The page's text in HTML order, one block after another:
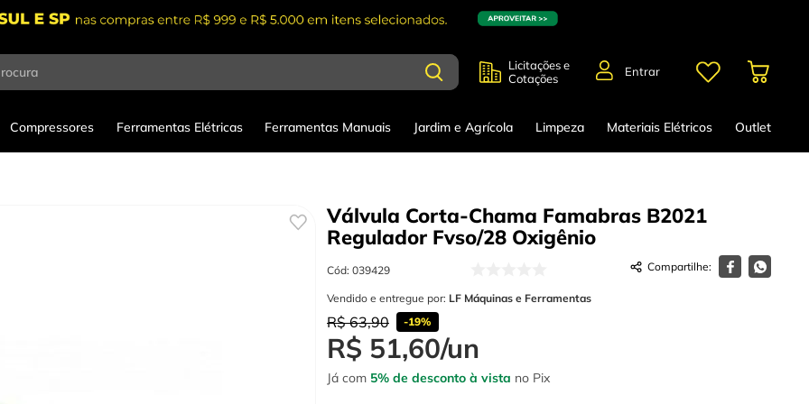
Licitações e
Cotações
Entrar
Compressores Ferramentas Elétricas Ferramentas Manuais Jardim e Agrícola Limpeza Materiais Elétricos Outlet
Válvula Corta-Chama Famabras B2021
Regulador Fvso/28 Oxigênio
Cód: 039429
Vendido e entregue por: LF Máquinas e Ferramentas
R$ 63,90 -19%
R$ 51,60/un
Já com 5% de desconto à vista no Pix